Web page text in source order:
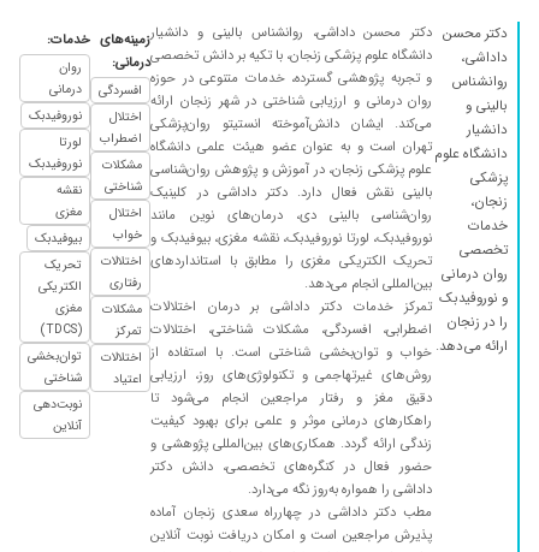
دکتر محسن
داداشی،
روانشناس
بالینی و
دانشیار
دانشگاه علوم
پزشکی
زنجان،
خدمات
تخصصی
روان درمانی
و نوروفیدبک
را در زنجان
ارائه می‌دهد.
دکتر محسن داداشی، روانشناس بالینی و دانشیار
دانشگاه علوم پزشکی زنجان، با تکیه بر دانش تخصصی
و تجربه پژوهشی گسترده، خدمات متنوعی در حوزه
روان درمانی و ارزیابی شناختی در شهر زنجان ارائه
می‌کند. ایشان دانش‌آموخته انستیتو روان‌پزشکی
تهران است و به عنوان عضو هیئت علمی دانشگاه
علوم پزشکی زنجان، در آموزش و پژوهش روان‌شناسی
بالینی نقش فعال دارد. دکتر داداشی در کلینیک
روان‌شناسی بالینی دی، درمان‌های نوین مانند
نوروفیدبک، لورتا نوروفیدبک، نقشه مغزی، بیوفیدبک و
تحریک الکتریکی مغزی را مطابق با استانداردهای
بین‌المللی انجام می‌دهد.
تمرکز خدمات دکتر داداشی بر درمان اختلالات
اضطرابی، افسردگی، مشکلات شناختی، اختلالات
خواب و توان‌بخشی شناختی است. با استفاده از
روش‌های غیرتهاجمی و تکنولوژی‌های روز، ارزیابی
دقیق مغز و رفتار مراجعین انجام می‌شود تا
راهکارهای درمانی موثر و علمی برای بهبود کیفیت
زندگی ارائه گردد. همکاری‌های بین‌المللی پژوهشی و
حضور فعال در کنگره‌های تخصصی، دانش دکتر
داداشی را همواره به‌روز نگه می‌دارد.
مطب دکتر داداشی در چهارراه سعدی زنجان آماده
پذیرش مراجعین است و امکان دریافت نوبت آنلاین
زمینه‌های
درمانی:
افسردگی
اختلال
اضطراب
مشکلات
شناختی
اختلال
خواب
اختلالات
رفتاری
مشکلات
تمرکز
اختلالات
اعتیاد
خدمات:
روان
درمانی
نوروفیدبک
لورتا
نوروفیدبک
نقشه
مغزی
بیوفیدبک
تحریک
الکتریکی
مغزی
(TDCS)
توان‌بخشی
شناختی
نوبت‌دهی
آنلاین